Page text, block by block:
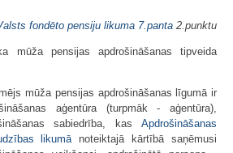
fondēto pensiju likuma 7.panta 2.punktu
mūža pensijas apdrošināšanas tipveida
mūža pensijas apdrošināšanas līgumā ir
aģentūra (turpmāk - aģentūra),
sabiedrība, kas Apdrošināšanas
likumānoteiktajā kārtībā saņēmusi